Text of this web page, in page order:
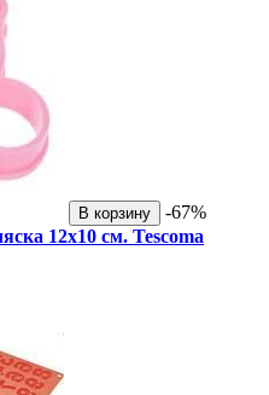
В корзину
-67%
12х10 см. Tescoma